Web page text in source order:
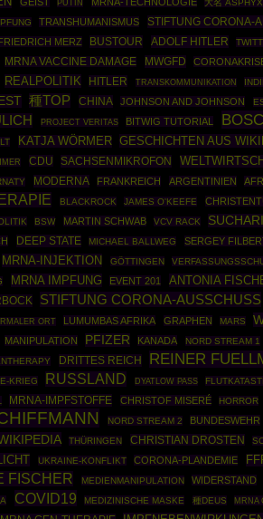
PUTIN 大名 ASPHYX
TRANSHUMANISMUS STIFTUNG CORONA-
MERZ BUSTOUR ADOLF HITLER
MRNA VACCINE DAMAGE MWGFD
REALPOLITIK HITLER TRANSKOMMUNIKATION
種TOP CHINA JOHNSON AND JOHNSON
PROJECT VERITAS BITWIG TUTORIAL
KATJA WÖRMER GESCHICHTEN AUS
CDU SACHSENMIKROFON
MODERNA FRANKREICH ARGENTINIEN
BLACKROCK JAMES O'KEEFE
BSW MARTIN SCHWAB VCV RACK
DEEP STATE MICHAEL BALLWEG SERGEY
MRNA-INJEKTION GÖTTINGEN
MRNA IMPFUNG EVENT 201 ANTONIA
STIFTUNG CORONA-AUSSCHUSS
ORT LUMUMBAS AFRIKA GRAPHEN MARS
MANIPULATION PFIZER KANADA NORD STREAM 1
DRITTES REICH REINER
KRIEG RUSSLAND DYATLOW PASS
MRNA-IMPFSTOFFE CHRISTOF MISERÉ HORROR
NORD STREAM 2 BUNDESWEHR
THÜRINGEN CHRISTIAN DROSTEN
UKRAINE-KONFLIKT CORONA-PLANDEMIE
FISCHER MEDIENMANIPULATION WIDERSTAND
COVID19 MEDIZINISCHE MASKE 種DEUS MRNA